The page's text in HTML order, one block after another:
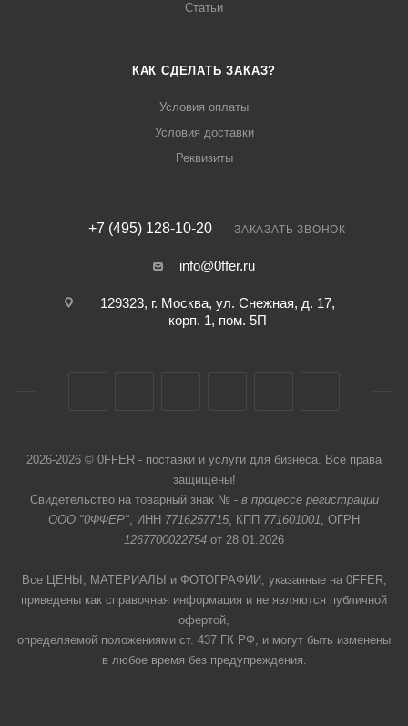
Статьи
КАК СДЕЛАТЬ ЗАКАЗ?
Условия оплаты
Условия доставки
Реквизиты
+7 (495) 128-10-20 ЗАКАЗАТЬ ЗВОНОК
info@0ffer.ru
129323, г. Москва, ул. Снежная, д. 17,
корп. 1, пом. 5П
2026-2026 © 0FFER - поставки и услуги для бизнеса. Все права
защищены!
Свидетельство на товарный знак № - в процессе регистрации
ООО "0ФФЕР", ИНН 7716257715, КПП 771601001, ОГРН
1267700022754 от 28.01.2026
Все ЦЕНЫ, МАТЕРИАЛЫ и ФОТОГРАФИИ, указанные на 0FFER,
приведены как справочная информация и не являются публичной
офертой,
определяемой положениями ст. 437 ГК РФ, и могут быть изменены
в любое время без предупреждения.